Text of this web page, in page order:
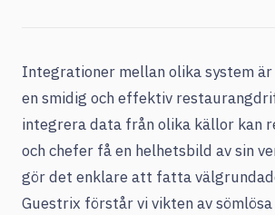
Boka en demo
Integrationer mellan olika system
en smidig och effektiv
integrera data från olika källor kan
och chefer få en helhetsbild av sin
gör det enklare att fatta
Guestrix förstår vi vikten av